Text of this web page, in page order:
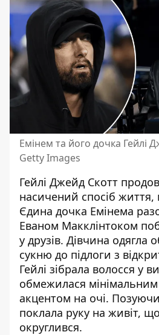
Емінем та його дочка Гейлі
Getty Images
Гейлі Джейд Скотт
насичений спосіб життя,
Єдина дочка Емінема
Еваном Макклінтоком
у друзів. Дівчина одягла
сукню до підлоги з
Гейлі зібрала волосся у
обмежилася
акцентом на очі.
поклала руку на живіт,
округлився.